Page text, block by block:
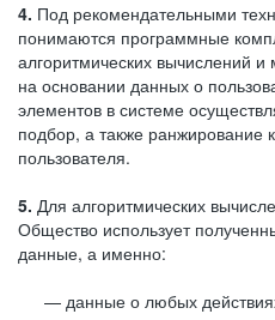
4. Под рекомендательными
понимаются программные
алгоритмических вычислений
на основании данных о
элементов в системе
подбор, а также ранжирование
пользователя.
5. Для алгоритмических
Общество использует
данные, а именно:
данные о любых